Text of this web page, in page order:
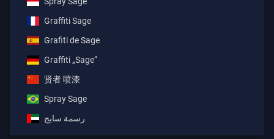
Graffiti Sage
Grafiti de Sage
Graffiti „Sage“
贤者 喷漆
Spray Sage
رسمة سايج